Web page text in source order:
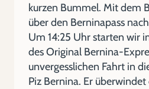
kurzen Bummel. Mit dem
über den Berninapass
Um 14:25 Uhr starten wir
des Original Bernina-
unvergesslichen Fahrt in
Piz Bernina. Er